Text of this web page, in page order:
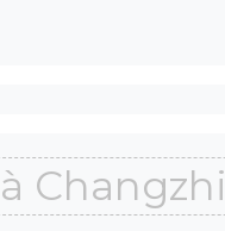
Changzhi